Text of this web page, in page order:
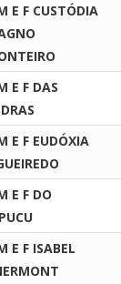
E F CUSTÓDIA
E F DAS
E F EUDÓXIA
E F DO
E F ISABEL